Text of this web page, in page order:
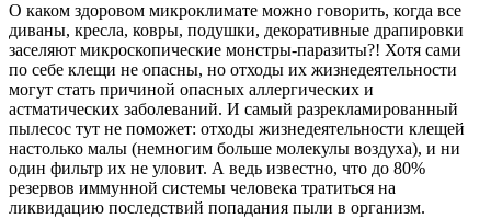
О каком здоровом микроклимате можно говорить, когда все
диваны, кресла, ковры, подушки, декоративные драпировки
заселяют микроскопические монстры-паразиты?! Хотя сами
по себе клещи не опасны, но отходы их жизнедеятельности
могут стать причиной опасных аллергических и
астматических заболеваний. И самый разрекламированный
пылесос тут не поможет: отходы жизнедеятельности клещей
настолько малы (немногим больше молекулы воздуха), и ни
один фильтр их не уловит. А ведь известно, что до 80%
резервов иммунной системы человека тратиться на
ликвидацию последствий попадания пыли в организм.